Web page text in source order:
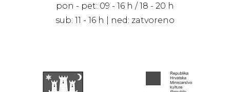
pon - pet: 09 - 16 h / 18 - 20 h
sub: 11 - 16 h | ned: zatvoreno